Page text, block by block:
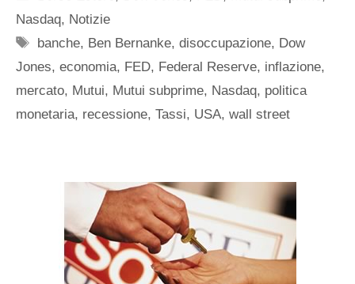
Nasdaq, Notizie
Tag
banche, Ben Bernanke,disoccupazione, Dow
Jones, economia, FED, Federal Reserve, inflazione,
mercato, Mutui, Mutui subprime, Nasdaq, politica
monetaria, recessione, Tassi, USA, wall street